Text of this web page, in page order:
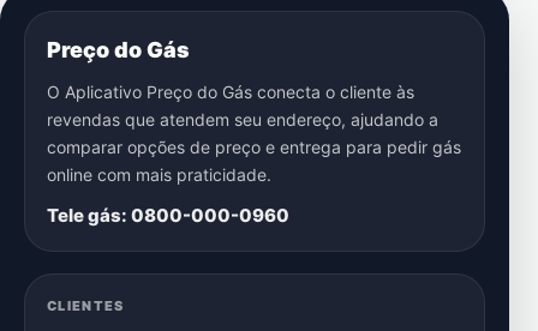
Preço do Gás
O Aplicativo Preço do Gás conecta o cliente às
revendas que atendem seu endereço, ajudando a
comparar opções de preço e entrega para pedir gás
online com mais praticidade.
Tele gás: 0800-000-0960
CLIENTES